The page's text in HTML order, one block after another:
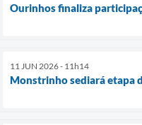
Ourinhos finaliza
11 JUN 2026 - 11h14
Monstrinho sediará etapa